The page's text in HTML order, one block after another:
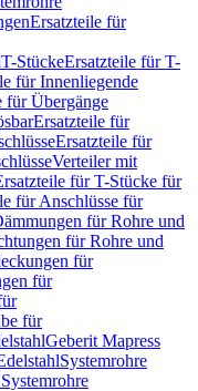
Ersatzteile für
T-StückeErsatzteile für T-
für Innenliegende
für Übergänge
Ersatzteile für
Ersatzteile für
Verteiler mit
für T-Stücke für
für Anschlüsse für
für Rohre und
für Rohre und
für
für
für
Geberit Mapress
Systemrohre
Systemrohre